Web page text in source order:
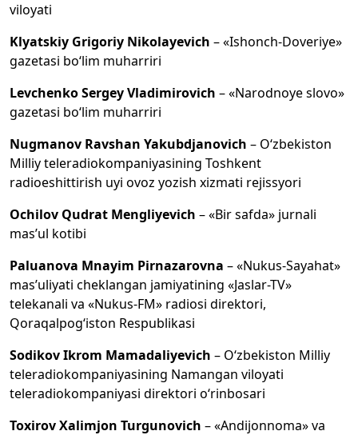
viloyati
Klyatskiy Grigoriy Nikolayevich – «Ishonch-Doveriye»
gazetasi bo‘lim muharriri
Levchenko Sergey Vladimirovich – «Narodnoye slovo»
gazetasi bo‘lim muharriri
Nugmanov Ravshan Yakubdjanovich – O‘zbekiston
Milliy teleradiokompaniyasining Toshkent
radioeshittirish uyi ovoz yozish xizmati rejissyori
Ochilov Qudrat Mengliyevich – «Bir safda» jurnali
mas’ul kotibi
Paluanova Mnayim Pirnazarovna – «Nukus-Sayahat»
mas’uliyati cheklangan jamiyatining «Jaslar-TV»
telekanali va «Nukus-FM» radiosi direktori,
Qoraqalpog‘iston Respublikasi
Sodikov Ikrom Mamadaliyevich – O‘zbekiston Milliy
teleradiokompaniyasining Namangan viloyati
teleradiokompaniyasi direktori o‘rinbosari
Toxirov Xalimjon Turgunovich – «Andijonnoma» va